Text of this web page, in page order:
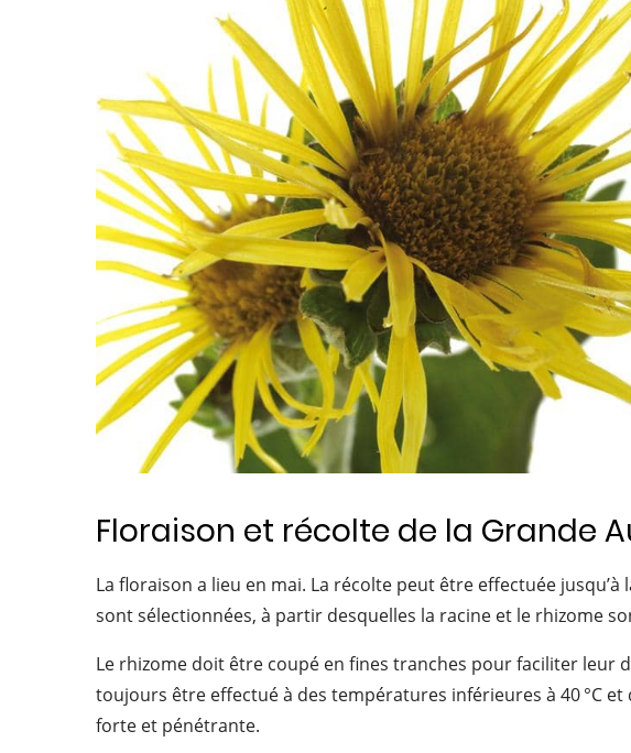
Floraison et récolte de la Grande
La floraison a lieu en mai. La récolte peut être effectuée
sont sélectionnées, à partir desquelles la racine et le rhizome
Le rhizome doit être coupé en fines tranches pour faciliter leur
toujours être effectué à des températures inférieures à 40 °C
forte et pénétrante.